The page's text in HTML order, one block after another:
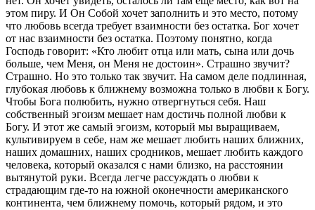
этом пиру. И Он Собой хочет заполнить и это место, потому
что любовь всегда требует взаимности без остатка. Бог хочет
от нас взаимности без остатка. Поэтому понятно, когда
Господь говорит: «Кто любит отца или мать, сына или дочь
больше, чем Меня, он Меня не достоин». Страшно звучит?
Страшно. Но это только так звучит. На самом деле подлинная,
глубокая любовь к ближнему возможна только в любви к Богу.
Чтобы Бога полюбить, нужно отвергнуться себя. Наш
собственный эгоизм мешает нам достичь полной любви к
Богу. И этот же самый эгоизм, который мы выращиваем,
культивируем в себе, нам же мешает любить наших ближних,
наших домашних, наших сродников, мешает любить каждого
человека, который оказался с нами близко, на расстоянии
вытянутой руки. Всегда легче рассуждать о любви к
страдающим где-то на южной оконечности американского
континента, чем ближнему помочь, который рядом, и это